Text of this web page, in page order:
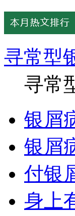
寻常型
寻常
银屑
银屑
付银
身上